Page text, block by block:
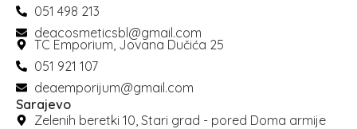
051 498 213
deacosmeticsbl@gmail.com
TC Emporium, Jovana Dučića 25
051 921 107
deaemporijum@gmail.com
Sarajevo
Zelenih beretki 10, Stari grad - pored Doma armije